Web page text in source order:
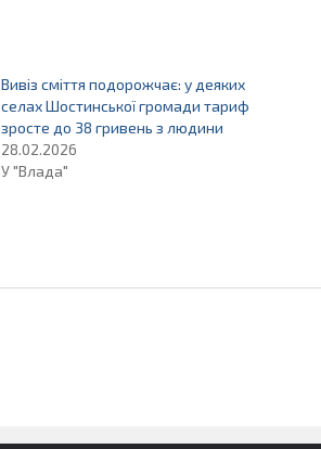
Вивіз сміття подорожчає: у деяких
селах Шостинської громади тариф
зросте до 38 гривень з людини
28.02.2026
У "Влада"